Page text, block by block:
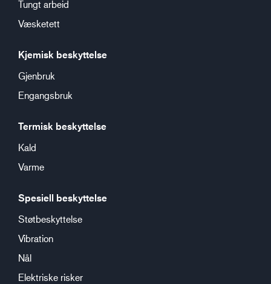
Tungt arbeid
Væsketett
Kjemisk beskyttelse
Gjenbruk
Engangsbruk
Termisk beskyttelse
Kald
Varme
Spesiell beskyttelse
Støtbeskyttelse
Vibration
Nål
Elektriske risker